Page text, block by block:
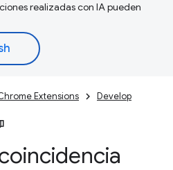
realizadas con IA pueden
Extensions Develop